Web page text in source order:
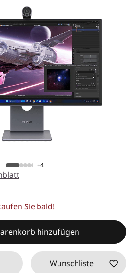
+4
Sie bald!
hinzufügen
Wunschliste